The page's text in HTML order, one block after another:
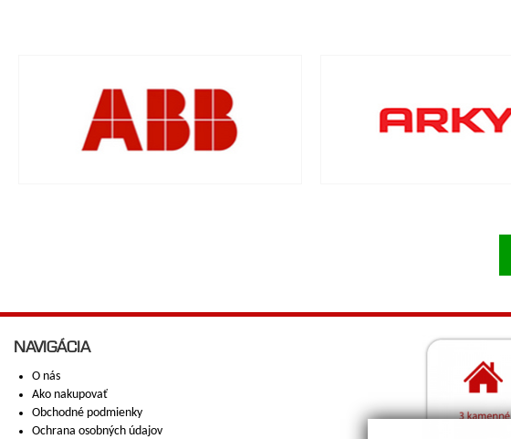
NAVIGÁCIA
O nás
Ako nakupovať
Obchodné podmienky
Ochrana osobných údajov